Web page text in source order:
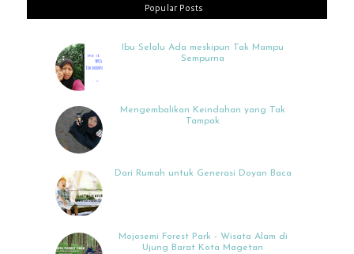
Popular Posts
Ibu Selalu Ada meskipun Tak Mampu
Sempurna
Mengembalikan Keindahan yang Tak
Tampak
Dari Rumah untuk Generasi Doyan Baca
Mojosemi Forest Park - Wisata Alam di
Ujung Barat Kota Magetan